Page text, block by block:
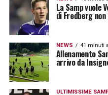
La Samp vuole
di Fredberg
NEWS 41 minuti
Allenamento
arrivo da
ULTIMISSIME